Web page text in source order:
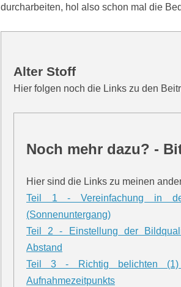
durcharbeiten, hol also schon mal die
Alter Stoff
Hier folgen noch die Links zu den
Noch mehr dazu? -
Hier sind die Links zu meinen
Teil 1 - Vereinfachung in
(Sonnenuntergang)
Teil 2 - Einstellung der
Abstand
Teil 3 - Richtig belichten
Aufnahmezeitpunkts